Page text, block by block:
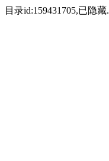
目录id:159431705,已隐藏.